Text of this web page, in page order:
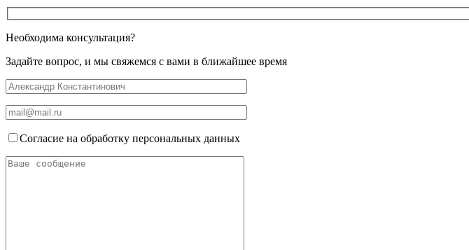
Необходима консультация?
Задайте вопрос, и мы свяжемся с вами в ближайшее время
Согласие на обработку персональных данных